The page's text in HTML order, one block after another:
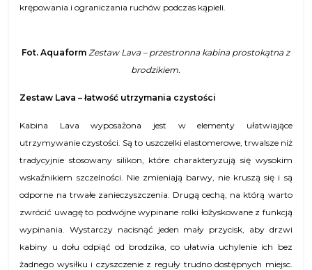
krępowania i ograniczania ruchów podczas kąpieli.
Fot. Aquaform Zestaw Lava – przestronna kabina prostokątna z
brodzikiem.
Zestaw Lava – łatwość utrzymania czystości
Kabina Lava wyposażona jest w elementy ułatwiające
utrzymywanie czystości. Są to uszczelki elastomerowe, trwalsze niż
tradycyjnie stosowany silikon, które charakteryzują się wysokim
wskaźnikiem szczelności. Nie zmieniają barwy, nie kruszą się i są
odporne na trwałe zanieczyszczenia. Drugą cechą, na którą warto
zwrócić uwagę to podwójne wypinane rolki łożyskowane z funkcją
wypinania. Wystarczy nacisnąć jeden mały przycisk, aby drzwi
kabiny u dołu odpiąć od brodzika, co ułatwia uchylenie ich bez
żadnego wysiłku i czyszczenie z reguły trudno dostępnych miejsc.